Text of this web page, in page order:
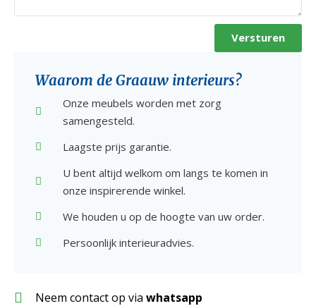
Versturen
Waarom de Graauw interieurs?
Onze meubels worden met zorg
samengesteld.
Laagste prijs garantie.
U bent altijd welkom om langs te komen in
onze inspirerende winkel.
We houden u op de hoogte van uw order.
Persoonlijk interieuradvies.
Neem contact op via whatsapp